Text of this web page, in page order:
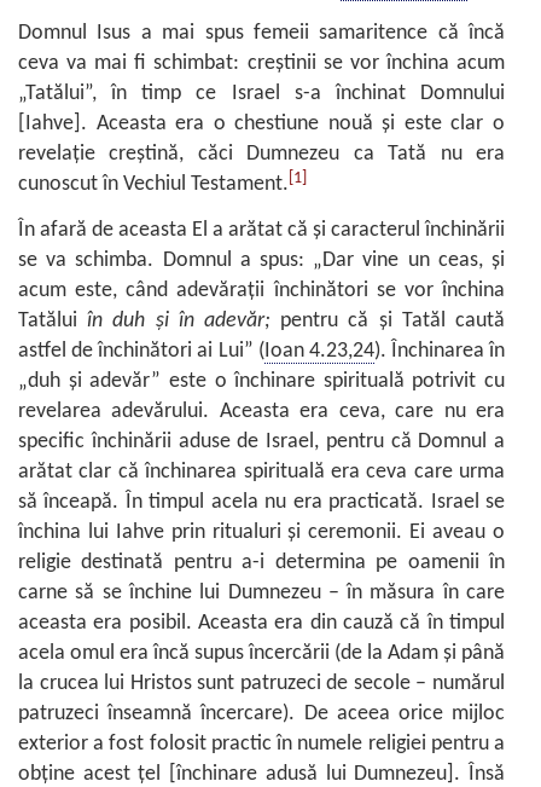
Domnul Isus a mai spus femeii samaritence că încă
ceva va mai fi schimbat: creştinii se vor închina acum
„Tatălui”, în timp ce Israel s-a închinat Domnului
[Iahve]. Aceasta era o chestiune nouă şi este clar o
revelaţie creştină, căci Dumnezeu ca Tată nu era
cunoscut în Vechiul Testament. [1]
În afară de aceasta El a arătat că şi caracterul închinării
se va schimba. Domnul a spus: „Dar vine un ceas, şi
acum este, când adevăraţii închinători se vor închina
Tatăluiîn duh şi în adevăr; pentru că şi Tatăl caută
astfel de închinători ai Lui” (Ioan 4.23,24). Închinarea în
„duh şi adevăr” este o închinare spirituală potrivit cu
revelarea adevărului. Aceasta era ceva, care nu era
specific închinării aduse de Israel, pentru că Domnul a
arătat clar că închinarea spirituală era ceva care urma
să înceapă. În timpul acela nu era practicată. Israel se
închina lui Iahve prin ritualuri şi ceremonii. Ei aveau o
religie destinată pentru a-i determina pe oamenii în
carne să se închine lui Dumnezeu – în măsura în care
aceasta era posibil. Aceasta era din cauză că în timpul
acela omul era încă supus încercării (de la Adam şi până
la crucea lui Hristos sunt patruzeci de secole – numărul
patruzeci înseamnă încercare). De aceea orice mijloc
exterior a fost folosit practic în numele religiei pentru a
obţine acest ţel [închinare adusă lui Dumnezeu]. Însă